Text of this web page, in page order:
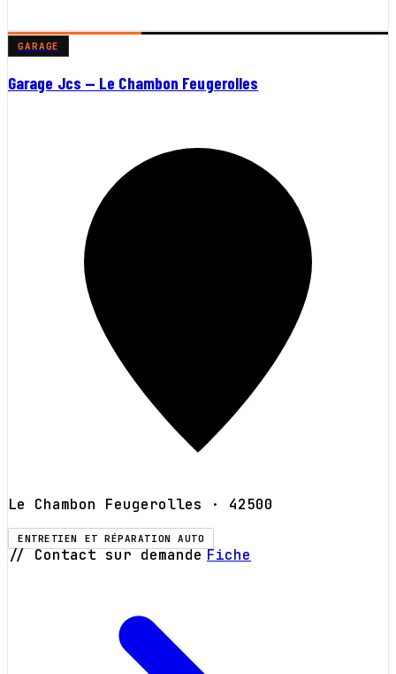
GARAGE
Garage Jcs — Le Chambon Feugerolles
Le Chambon Feugerolles · 42500
ENTRETIEN ET RÉPARATION AUTO
// Contact sur demande Fiche